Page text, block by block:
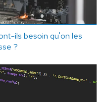
ils besoin qu'on les
?